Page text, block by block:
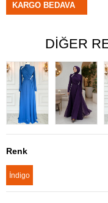
KARGO BEDAVA
DIĞER
Renk
İndigo